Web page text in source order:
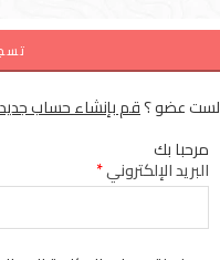
لست عضو ؟قم بإنشاء حساب جديد
مرحبا بك
البريد الإلكتروني*